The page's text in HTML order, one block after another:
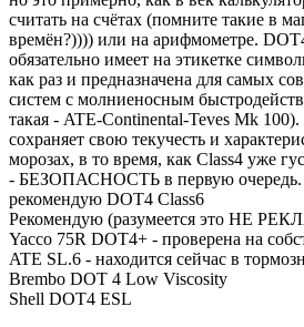
считать на счётах (помните такие в
времён?)))) или на арифмометре.
обязательно имеет на этикетке
как раз и предназначена для самых
систем с молниеносным
такая - ATE-Continental-Teves Mk
сохраняет свою текучесть и
морозах, в то время, как Class4 уже
- БЕЗОПАСНОСТЬ в первую очередь.
рекомендую DOT4 Class6
Рекомендую (разумеется это НЕ
Yacco 75R DOT4+ - проверена на
ATE SL.6 - находится сейчас в
Brembo DOT 4 Low Viscosity
Shell DOT4 ESL